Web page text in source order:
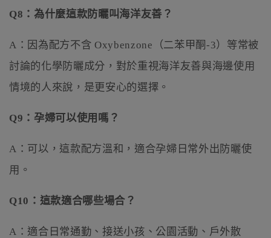
Q8：為什麼這款防曬叫海洋友善？
A：因為配方不含 Oxybenzone（二苯甲酮-3）等常被
討論的化學防曬成分，對於重視海洋友善與海邊使用
情境的人來說，是更安心的選擇。
Q9：孕婦可以使用嗎？
A：可以，這款配方溫和，適合孕婦日常外出防曬使
用。
Q10：這款適合哪些場合？
A：適合日常通勤、接送小孩、公園活動、戶外散